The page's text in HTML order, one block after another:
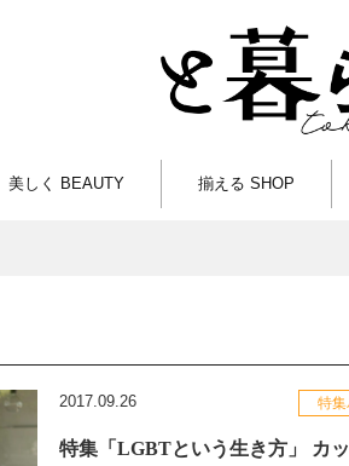
美しく BEAUTY 揃える SHOP
2017.09.26 特
特集「LGBTという生き方」 カ